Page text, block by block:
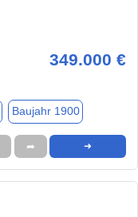
349.000 €
Baujahr 1900
➦ ➜